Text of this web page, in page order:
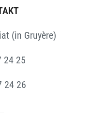
(in Gruyère)
24 25
24 26